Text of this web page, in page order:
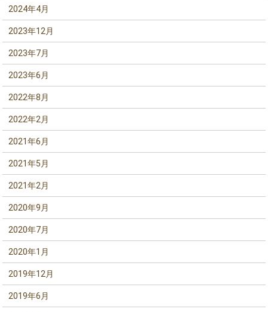
2024年4月
2023年12月
2023年7月
2023年6月
2022年8月
2022年2月
2021年6月
2021年5月
2021年2月
2020年9月
2020年7月
2020年1月
2019年12月
2019年6月